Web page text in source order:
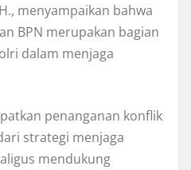
menyampaikan bahwa
BPN merupakan bagian
dalam menjaga
penanganan konflik
strategi menjaga
mendukung